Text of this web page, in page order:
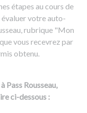
étapes au cours de
votre auto-
rubrique "Mon
vous recevrez par
obtenu.
Pass Rousseau,
ci-dessous :